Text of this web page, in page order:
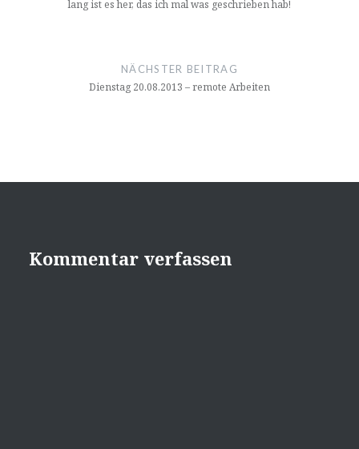
lang ist es her, das ich mal was geschrieben hab!
NÄCHSTER BEITRAG
Dienstag 20.08.2013 – remote Arbeiten
Kommentar verfassen